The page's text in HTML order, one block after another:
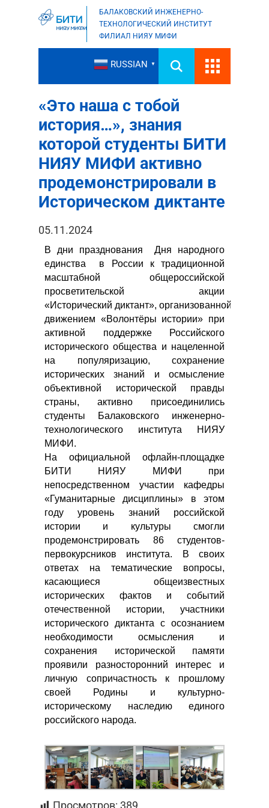
БАЛАКОВСКИЙ ИНЖЕНЕРНО-
ТЕХНОЛОГИЧЕСКИЙ ИНСТИТУТ
ФИЛИАЛ НИЯУ МИФИ
RUSSIAN ▼
«Это наша с тобой
история…», знания
которой студенты БИТИ
НИЯУ МИФИ активно
продемонстрировали в
Историческом диктанте
05.11.2024
В дни празднования Дня народного
единства в России к традиционной
масштабной общероссийской
просветительской акции
«Исторический диктант», организованной
движением «Волонтёры истории» при
активной поддержке Российского
исторического общества и нацеленной
на популяризацию, сохранение
исторических знаний и осмысление
объективной исторической правды
страны, активно присоединились
студенты Балаковского инженерно-
технологического института НИЯУ
МИФИ.
На официальной офлайн-площадке
БИТИ НИЯУ МИФИ при
непосредственном участии кафедры
«Гуманитарные дисциплины» в этом
году уровень знаний российской
истории и культуры смогли
продемонстрировать 86 студентов-
первокурсников института. В своих
ответах на тематические вопросы,
касающиеся общеизвестных
исторических фактов и событий
отечественной истории, участники
исторического диктанта с осознанием
необходимости осмысления и
сохранения исторической памяти
проявили разносторонний интерес и
личную сопричастность к прошлому
своей Родины и культурно-
историческому наследию единого
российского народа.​
Просмотров: 389